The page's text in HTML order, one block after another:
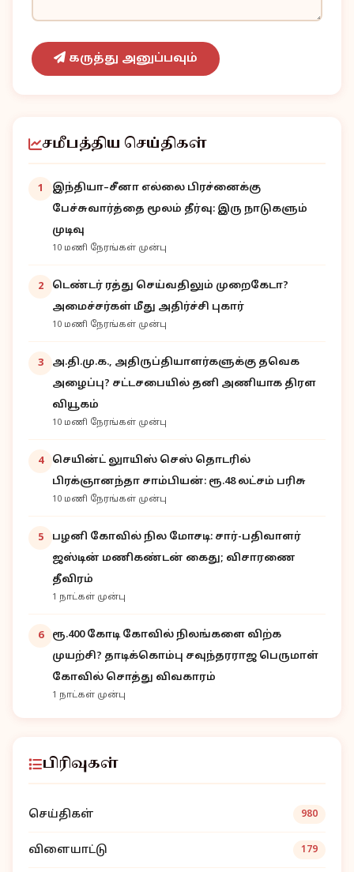
கருத்து அனுப்பவும்
சமீபத்திய செய்திகள்
1
இந்தியா–சீனா எல்லை பிரச்னைக்கு
பேச்சுவார்த்தை மூலம் தீர்வு: இரு நாடுகளும்
முடிவு
10 மணி நேரங்கள் முன்பு
2
டெண்டர் ரத்து செய்வதிலும் முறைகேடா?
அமைச்சர்கள் மீது அதிர்ச்சி புகார்
10 மணி நேரங்கள் முன்பு
3
அ.தி.மு.க., அதிருப்தியாளர்களுக்கு தவெக
அழைப்பு? சட்டசபையில் தனி அணியாக திரள
வியூகம்
10 மணி நேரங்கள் முன்பு
4
செயின்ட் லுாயிஸ் செஸ் தொடரில்
பிரக்ஞானந்தா சாம்பியன்: ரூ.48 லட்சம் பரிசு
10 மணி நேரங்கள் முன்பு
5
பழனி கோவில் நில மோசடி: சார்-பதிவாளர்
ஜஸ்டின் மணிகண்டன் கைது; விசாரணை
தீவிரம்
1 நாட்கள் முன்பு
6
ரூ.400 கோடி கோவில் நிலங்களை விற்க
முயற்சி? தாடிக்கொம்பு சவுந்தரராஜ பெருமாள்
கோவில் சொத்து விவகாரம்
1 நாட்கள் முன்பு
பிரிவுகள்
செய்திகள் 980
விளையாட்டு 179